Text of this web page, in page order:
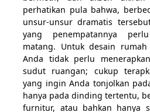
perhatikan pula bahwa,
unsur-unsur dramatis
yang penempatannya
matang. Untuk desain
Anda tidak perlu
sudut ruangan; cukup
yang ingin Anda tonjolkan
hanya pada dinding tertentu,
furnitur, atau bahkan hanya